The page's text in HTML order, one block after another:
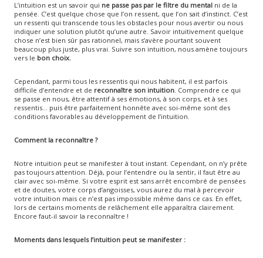
L’intuition est un savoir qui ne passe pas par le filtre du mentalni de la
pensée. C’est quelque chose que l’on ressent, que l’on sait d’instinct. C’est
un ressenti qui transcende tous les obstacles pour nous avertir ou nous
indiquer une solution plutôt qu’une autre. Savoir intuitivement quelque
chose n’est bien sûr pas rationnel, mais s’avère pourtant souvent
beaucoup plus juste, plus vrai. Suivre son intuition, nous amène toujours
vers le bon choix.
Cependant, parmi tous les ressentis qui nous habitent, il est parfois
difficile d’entendre et de reconnaître son intuition. Comprendre ce qui
se passe en nous, être attentif à ses émotions, à son corps, et à ses
ressentis… puis être parfaitement honnête avec soi-même sont des
conditions favorables au développement de l’intuition.
Comment la reconnaître ?
Notre intuition peut se manifester à tout instant. Cependant, on n’y prête
pas toujours attention. Déjà, pour l’entendre ou la sentir, il faut être au
clair avec soi-même. Si votre esprit est sans arrêt encombré de pensées
et de doutes, votre corps d’angoisses, vous aurez du mal à percevoir
votre intuition mais ce n’est pas impossible même dans ce cas. En effet,
lors de certains moments de relâchement elle apparaîtra clairement.
Encore faut-il savoir la reconnaître !
Moments dans lesquels l’intuition peut se manifester :